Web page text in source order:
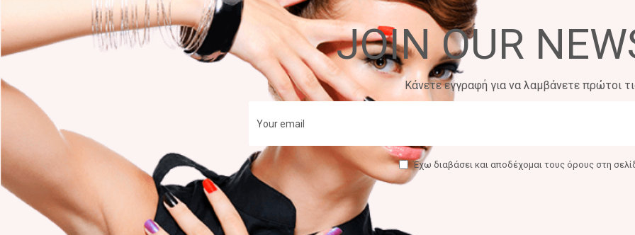
JOIN OUR
Κάνετε εγγραφή για να λαμβάνετε πρώτοι
Έχω διαβάσει και αποδέχομαι τους όρους στη